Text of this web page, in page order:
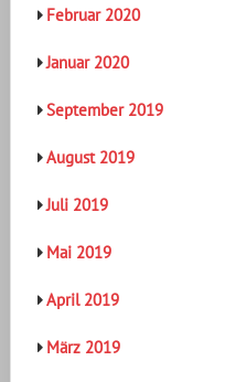
Februar 2020
Januar 2020
September 2019
August 2019
Juli 2019
Mai 2019
April 2019
März 2019